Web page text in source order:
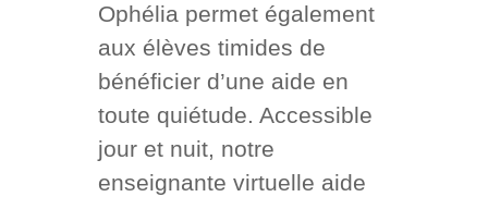
Ophélia permet également
aux élèves timides de
bénéficier d’une aide en
toute quiétude. Accessible
jour et nuit, notre
enseignante virtuelle aide